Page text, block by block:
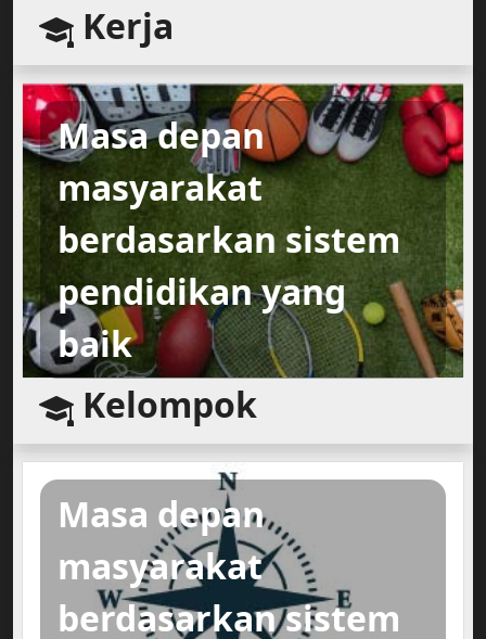
Kerja
Masa depan
masyarakat
berdasarkan sistem
pendidikan yang
baik
Kelompok
Masa depan
masyarakat
berdasarkan sistem